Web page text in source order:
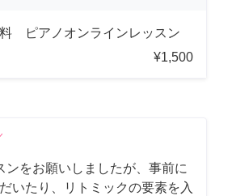
ピアノオンラインレッスン
¥1,500
ンをお願いしましたが、事前に
いたり、リトミックの要素を入